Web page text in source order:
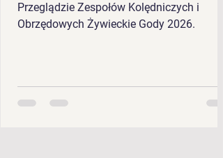
Przeglądzie Zespołów Kolędniczych i
Obrzędowych Żywieckie Gody 2026.